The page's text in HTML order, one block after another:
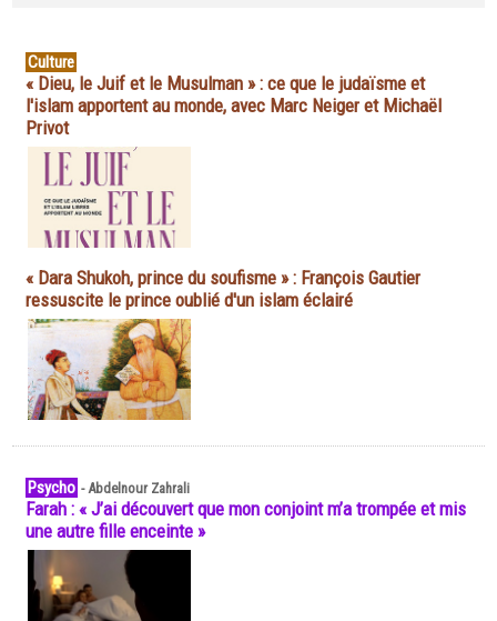
Culture
« Dieu, le Juif et le Musulman » : ce que le judaïsme et
l'islam apportent au monde, avec Marc Neiger et Michaël
Privot
« Dara Shukoh, prince du soufisme » : François Gautier
ressuscite le prince oublié d'un islam éclairé
Psycho -Abdelnour Zahrali
Farah : « J’ai découvert que mon conjoint m’a trompée et mis
une autre fille enceinte »